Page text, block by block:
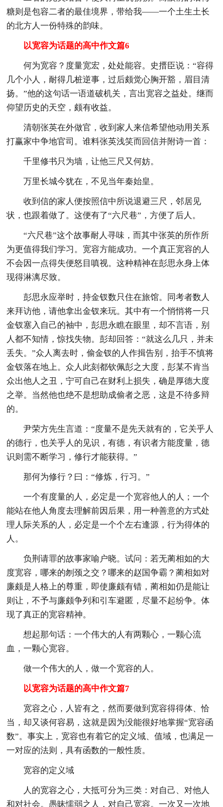
糖则是包容二者的最佳境界，带给我——一个土生土长
的北方人一份特殊的韵味。
以宽容为话题的高中作文篇6
何为宽容？度量宽宏，处处能容。史搢臣说：“容得
几个小人，耐得几桩逆事，过后颇觉心胸开豁，眉目清
扬。”他的这句话一语道破机关，言出宽容之益处。继而
仰望历史的天空，颇有收益。
清朝张英在外做官，收到家人来信希望他动用关系
打赢家中争地官司。谁料张英浅笑而回信并附诗一首：
千里修书只为墙，让他三尺又何妨。
万里长城今犹在，不见当年秦始皇。
收到信的家人便按照信中所说退避三尺，邻居见
状，也跟着做了。这便有了“六尺巷”，方便了后人。
“六尺巷”这个故事耐人寻味，而其中张英的所作所
为更值得我们学习。宽容方能成功。一个真正宽容的人
不会因一点得失便怒目嗔视。这种精神在彭思永身上体
现得淋漓尽致。
彭思永应举时，持金钗数只住在旅馆。同考者数人
来拜访他，请他拿出金钗来玩。其中有一个悄悄将一只
金钗塞入自己的袖中，彭思永瞧在眼里，却不言语，别
人都不知情，惊找失物。彭却回答：“就这么几只，并未
丢失。”众人离去时，偷金钗的人作揖告别，抬手不慎将
金钗落在地上。众人此刻都钦佩彭之大度，彭某不肯当
众出他人之丑，宁可自己在财利上损失，确是厚德大度
之举。当然他也绝不是想助成偷者之恶，这是不待多辩
的。
尹荣方先生言道：“度量不是先天就有的，它关乎人
的德行，也关乎人的见识，有德，有识者方能度量，德
识则需不断学习，修行才能获得。”
那何为修行？曰：“修炼，行习。”
一个有度量的人，必定是一个宽容他人的人；一个
能站在他人角度去理解前因后果，用一种善意的方式处
理人际关系的人，必定是一个个左右逢源，行为得体的
人。
负荆请罪的故事家喻户晓。试问：若无蔺相如的大
度宽容，哪来的刎颈之交？哪来的赵国争霸？蔺相如对
廉颇是人格上的尊重，即使廉颇有错，蔺相如仍是能让
则让，不予与廉颇争列和引车避匿，尽量不起纷争。体
现了真正的宽容精神。
想起那句话：一个伟大的人有两颗心，一颗心流
血，一颗心宽容。
做一个伟大的人，做一个宽容的人。
以宽容为话题的高中作文篇7
宽容之心，人皆有之，然而要做到宽容得得体、恰
当，却又谈何容易，这就是因为没能很好地掌握“宽容函
数”。事实上，宽容也有着它的定义域、值域，也满足一
一对应的法则，具有函数的一般性质。
宽容的定义域
人的宽容之心，大抵可分为三类：对自己、对他人
和对社会。愚昧懦弱之人，对自己宽容。一次又一次地